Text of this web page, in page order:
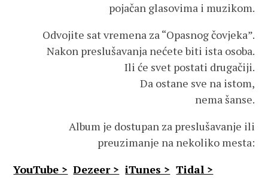
pojačan glasovima i muzikom.
Odvojite sat vremena za “Opasnog čovjeka”.
Nakon preslušavanja nećete biti ista osoba.
Ili će svet postati drugačiji.
Da ostane sve na istom,
nema šanse.
Album je dostupan za preslušavanje ili
preuzimanje na nekoliko mesta:
YouTube > Dezeer > iTunes > Tidal >